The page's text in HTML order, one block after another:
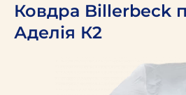
Ковдра Billerbeck
Аделія К2